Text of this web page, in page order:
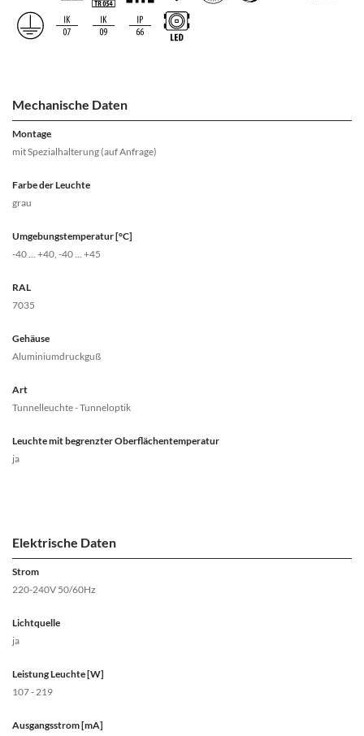
Mechanische Daten
Montage
mit Spezialhalterung (auf Anfrage)
Farbe der Leuchte
grau
Umgebungstemperatur [°C]
-40 ... +40, -40 ... +45
RAL
7035
Gehäuse
Aluminiumdruckguß
Art
Tunnelleuchte - Tunneloptik
Leuchte mit begrenzter Oberflächentemperatur
ja
Elektrische Daten
Strom
220-240V 50/60Hz
Lichtquelle
ja
Leistung Leuchte [W]
107 - 219
Ausgangsstrom [mA]